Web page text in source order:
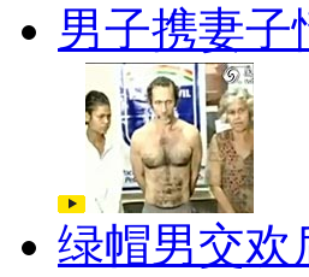
男子携妻
绿帽男交欢